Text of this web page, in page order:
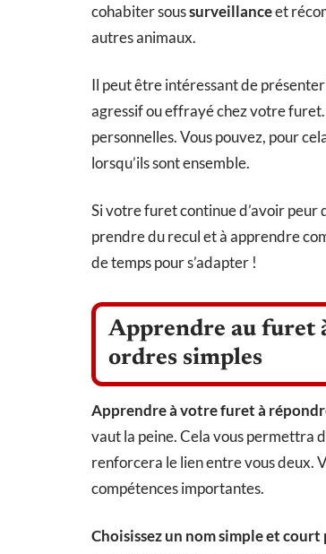
cohabiter soussurveillanceet
autres animaux.
Il peut être intéressant de
agressif ou effrayé chez votre
personnelles. Vous pouvez, pour
lorsqu’ils sont ensemble.
Si votre furet continue d’avoir peur
prendre du recul et à apprendre
de temps pour s’adapter !
Apprendre au furet
ordres simples
Apprendre à votre furet à
vaut la peine. Cela vous permettra
renforcera le lien entre vous deux.
compétences importantes.
Choisissez un nom simple et